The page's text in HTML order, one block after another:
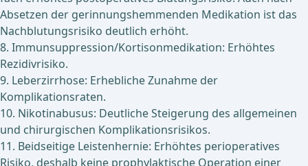
Absetzen der gerinnungshemmenden Medikation ist das
Nachblutungsrisiko deutlich erhöht.
8. Immunsuppression/Kortisonmedikation: Erhöhtes
Rezidivrisiko.
9. Leberzirrhose: Erhebliche Zunahme der
Komplikationsraten.
10. Nikotinabusus: Deutliche Steigerung des allgemeinen
und chirurgischen Komplikationsrisikos.
11. Beidseitige Leistenhernie: Erhöhtes perioperatives
Risiko, deshalb keine prophylaktische Operation einer